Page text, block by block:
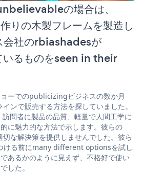
の場合は、
りの木製フレームを製造し
会社のrbiashadesが
るものをseen in their
ーでのpublicizingビジネスの数か月
ンで販売する方法を探していました。
問者に製品の品質、軽量で人間工学に
に魅力的な方法で示します。彼らの
な解決策を提供しませんでした。彼ら
ける前にmany different optionsを試し
あるかのように見えず、不格好で使い
した。